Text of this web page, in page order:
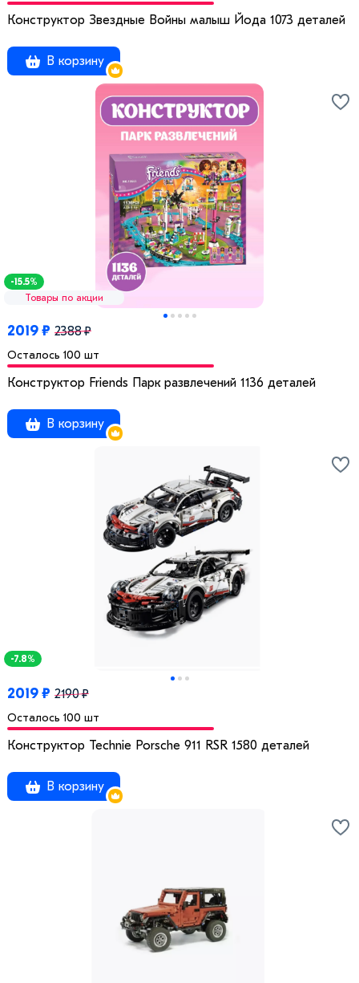
Конструктор Звездные Вoйны мaлыш Йода 1073 деталей
В корзину
-15.5%
Товары по акции
2019 ₽ 2388 ₽
Осталось 100 шт
Конструктор Friends Парк развлечений 1136 деталей
В корзину
-7.8%
2019 ₽ 2190 ₽
Осталось 100 шт
Конструктор Technie Porsche 911 RSR 1580 деталей
В корзину